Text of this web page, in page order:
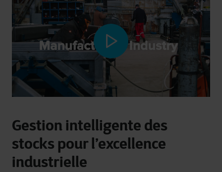
Gestion intelligente des
stocks pour l’excellence
industrielle